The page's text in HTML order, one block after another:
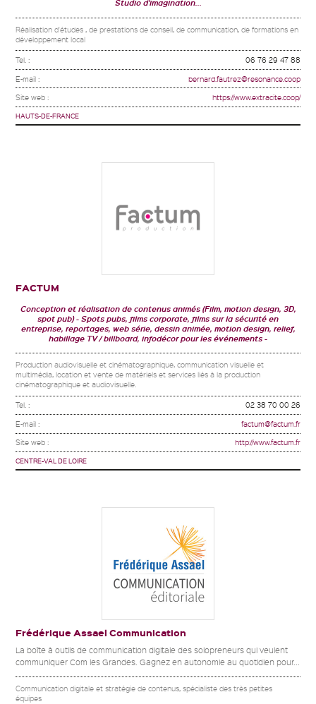
Studio d'imagination...
Réalisation d'études , de prestations de conseil, de communication, de formations en
développement local
Tel. : 06 76 29 47 88
E-mail : bernard.fautrez@resonance.coop
Site web : https://www.extracite.coop/
HAUTS-DE-FRANCE
FACTUM
Conception et réalisation de contenus animés (Film, motion design, 3D,
spot pub)
Spots pubs, films corporate, films sur la sécurité en
entreprise, reportages, web série, dessin animée, motion design, relief,
habillage TV / billboard, infodécor pour les événements
Production audiovisuelle et cinématographique, communication visuelle et
multimédia, location et vente de matériels et services liés à la production
cinématographique et audiovisuelle.
Tel. : 02 38 70 00 26
E-mail : factum@factum.fr
Site web : http://www.factum.fr
CENTRE-VAL DE LOIRE
Frédérique Assael Communication
La boîte à outils de communication digitale des solopreneurs qui veulent
communiquer Com les Grandes. Gagnez en autonomie au quotidien pour...
Communication digitale et stratégie de contenus, spécialiste des très petites
équipes